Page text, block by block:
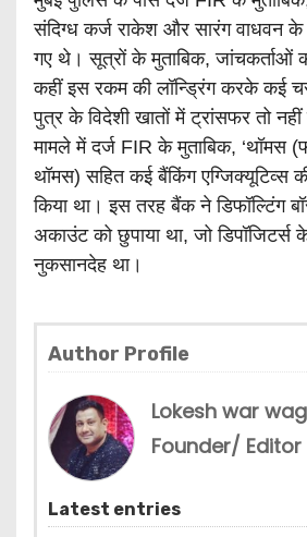
संदिग्ध कर्ज राकेश और सारंग वाधवन
गए थे। सूत्रों के मुताबिक, जांचकर्ताओं
कहीं इस रकम की लॉन्ड्रिंग करके कई
पुत्र के विदेशी खातों में ट्रांसफर तो
मामले में दर्ज FIR के मुताबिक, ‘थॉमस
थॉमस) सहित कई बैंकिंग एग्जिक्यूटिव्स
किया था। इस तरह बैंक ने डिफॉल्टिंग
अकाउंट को छुपाया था, जो डिपॉजिटर्स
नुकसानदेह था।
Author Profile
Lokesh war
Founder/ Editor
Latest entries